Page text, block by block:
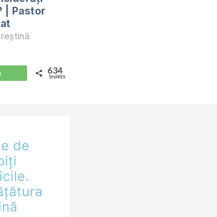
| Pastor
WhatsApp 634
SHARES